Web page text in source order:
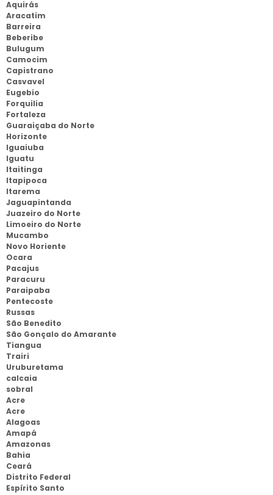
Aquirás
Aracatim
Barreira
Beberibe
Bulugum
Camocim
Capistrano
Casvavel
Eugebio
Forquilia
Fortaleza
Guaraiçaba do Norte
Horizonte
Iguaiuba
Iguatu
Itaitinga
Itapipoca
Itarema
Jaguapintanda
Juazeiro do Norte
Limoeiro do Norte
Mucambo
Novo Horiente
Ocara
Pacajus
Paracuru
Paraipaba
Pentecoste
Russas
São Benedito
São Gonçalo do Amarante
Tiangua
Trairi
Uruburetama
calcaia
sobral
Acre
Acre
Alagoas
Amapá
Amazonas
Bahia
Ceará
Distrito Federal
Espírito Santo